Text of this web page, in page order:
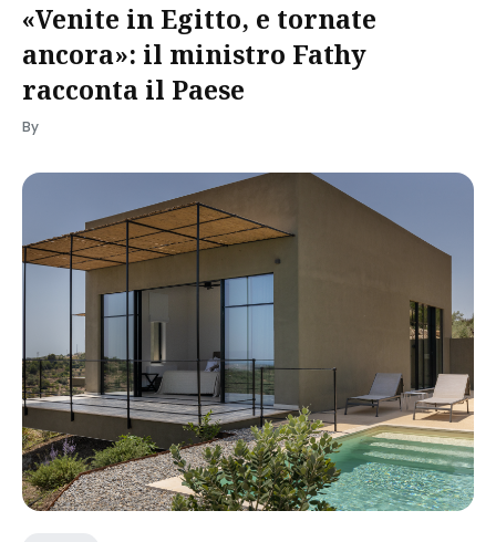
«Venite in Egitto, e tornate
ancora»: il ministro Fathy
racconta il Paese
By